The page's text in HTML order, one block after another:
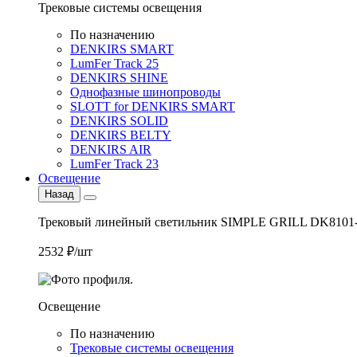
Трековые системы освещения
По назначению
DENKIRS SMART
LumFer Track 25
DENKIRS SHINE
Однофазные шинопроводы
SLOTT for DENKIRS SMART
DENKIRS SOLID
DENKIRS BELTY
DENKIRS AIR
LumFer Track 23
Освещение
Назад
Трековый линейный светильник SIMPLE GRILL
2532 ₽/шт
Освещение
По назначению
Трековые системы освещения